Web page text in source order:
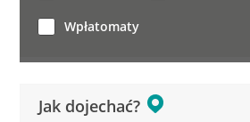
Jak dojechać?
Wpłatomaty